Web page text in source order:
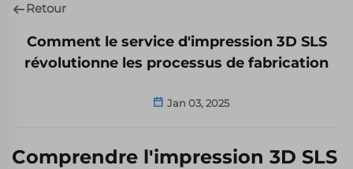
Retour
Comment le service d'impression 3D SLS
révolutionne les processus de fabrication
Jan 03, 2025
Comprendre l'impression 3D SLS